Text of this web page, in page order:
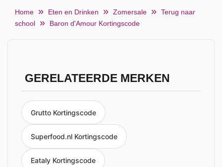
Home Eten en Drinken Zomersale
Terug naar
school
Baron d'Amour Kortingscode
GERELATEERDE MERKEN
Grutto Kortingscode
Superfood.nl Kortingscode
Eataly Kortingscode